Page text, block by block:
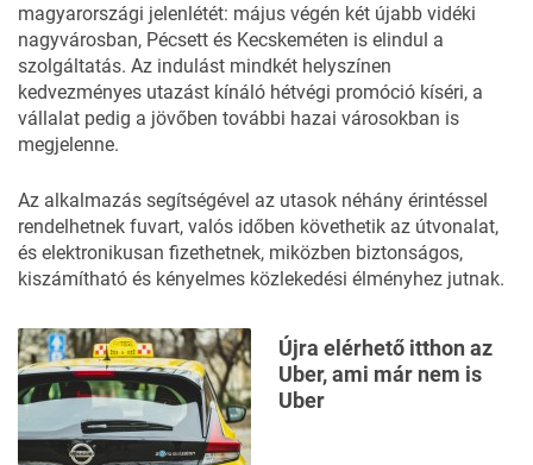
magyarországi jelenlétét: május végén két újabb vidéki
nagyvárosban, Pécsett és Kecskeméten is elindul a
szolgáltatás. Az indulást mindkét helyszínen
kedvezményes utazást kínáló hétvégi promóció kíséri, a
vállalat pedig a jövőben további hazai városokban is
megjelenne.
Az alkalmazás segítségével az utasok néhány érintéssel
rendelhetnek fuvart, valós időben követhetik az útvonalat,
és elektronikusan fizethetnek, miközben biztonságos,
kiszámítható és kényelmes közlekedési élményhez jutnak.
Újra elérhető itthon az
Uber, ami már nem is
Uber